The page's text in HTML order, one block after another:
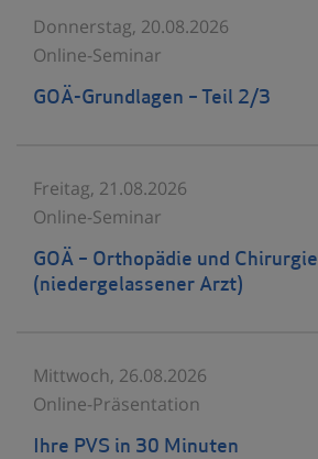
Donnerstag, 20.08.2026
Online-Seminar
GOÄ-Grundlagen – Teil 2/3
Freitag, 21.08.2026
Online-Seminar
GOÄ – Orthopädie und Chirurgie
(niedergelassener Arzt)
Mittwoch, 26.08.2026
Online-Präsentation
Ihre PVS in 30 Minuten